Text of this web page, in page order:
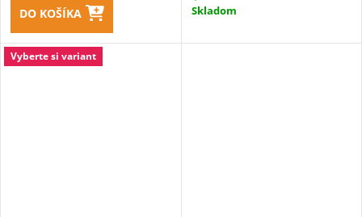
DO KOŠÍKA Skladom
Vyberte si variant